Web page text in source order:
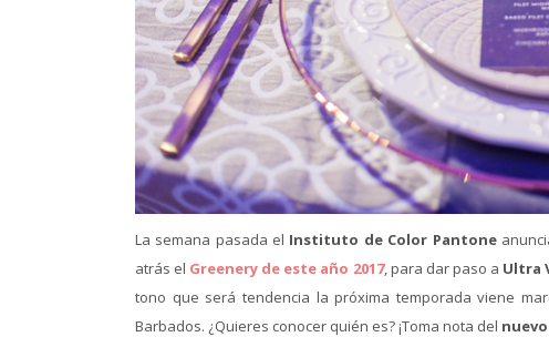
La semana pasada el Instituto de Color Pantone
atrás el Greenery de este año 2017, para dar paso a Ultra
tono que será tendencia la próxima temporada viene
Barbados. ¿Quieres conocer quién es? ¡Toma nota del